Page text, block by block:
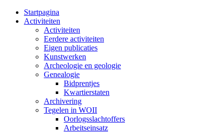
Startpagina
Activiteiten
Activiteiten
Eerdere activiteiten
Eigen publicaties
Kunstwerken
Archeologie en geologie
Genealogie
Bidprentjes
Kwartierstaten
Archivering
Tegelen in WOII
Oorlogsslachtoffers
Arbeitseinsatz